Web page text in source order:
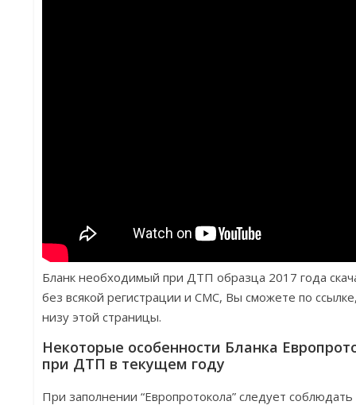
Бланк необходимый при ДТП образца 2017 года
без всякой регистрации и СМС, Вы сможете по
низу этой страницы.
Некоторые особенности Бланка
при ДТП в текущем году
При заполнении “Европротокола” следует